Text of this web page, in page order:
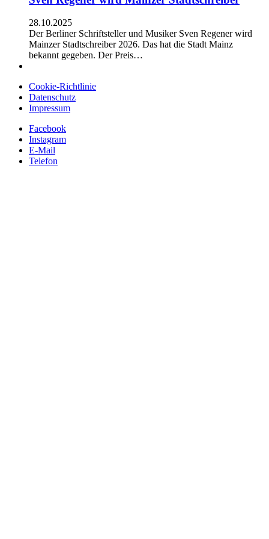
28.10.2025
Der Berliner Schriftsteller und Musiker Sven Regener wird
Mainzer Stadtschreiber 2026. Das hat die Stadt Mainz
bekannt gegeben. Der Preis…
Cookie-Richtlinie
Datenschutz
Impressum
Facebook
Instagram
E-Mail
Telefon